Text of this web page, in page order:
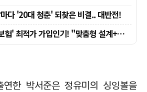
연한 박서준은 정유미의 싱잉볼을